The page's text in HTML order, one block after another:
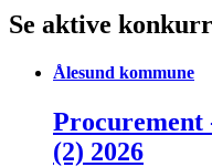
Se aktive
Ålesund kommune
(2) 2026